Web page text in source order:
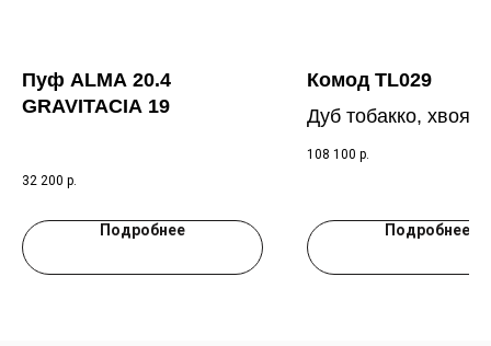
Пуф ALMA 20.4
GRAVITACIA 19
32 200 р.
Подробнее
Комод TL029
Дуб тобакко, хвоя
6009
108 100 р.
Подробнее